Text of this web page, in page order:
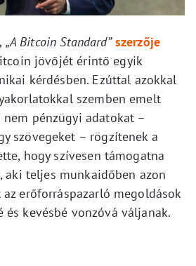
„A Bitcoin Standard” szerzője
jövőjét érintő egyik
kérdésben. Ezúttal azokkal
szemben emelt
nem pénzügyi adatokat –
szövegeket – rögzítenek a
hogy szívesen támogatna
aki teljes munkaidőben azon
erőforráspazarló megoldások
és kevésbé vonzóvá váljanak.